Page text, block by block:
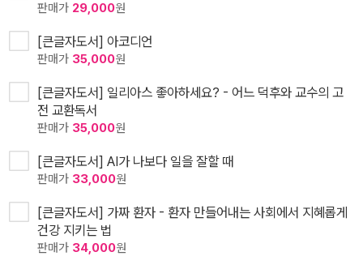
판매가 29,000원
[큰글자도서] 아코디언
판매가 35,000원
[큰글자도서] 일리아스 좋아하세요? - 어느 덕후와 교수의 고
전 교환독서
판매가 35,000원
[큰글자도서] AI가 나보다 일을 잘할 때
판매가 33,000원
[큰글자도서] 가짜 환자 - 환자 만들어내는 사회에서 지혜롭게
건강 지키는 법
판매가 34,000원